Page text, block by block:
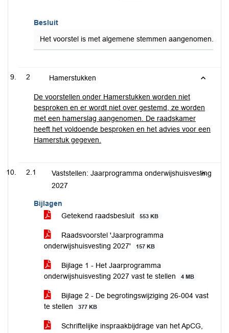
Besluit
Het voorstel is met algemene stemmen aangenomen.
2 Hamerstukken
De voorstellen onder Hamerstukken worden niet
besproken en er wordt niet over gestemd, ze worden
met een hamerslag aangenomen. De raadskamer
heeft het voldoende besproken en het advies voor een
Hamerstuk gegeven.
2.1
Vaststellen: Jaarprogramma onderwijshuisvesting
2027
Bijlagen
Getekend raadsbesluit
553 KB
Raadsvoorstel 'Jaarprogramma
onderwijshuisvesting 2027'
157 KB
Bijlage 1 - Het Jaarprogramma
onderwijshuisvesting 2027 vast te stellen
4 MB
Bijlage 2 - De begrotingswijziging 26-004 vast
te stellen
377 KB
Schriftelijke inspraakbijdrage van het ApCG,